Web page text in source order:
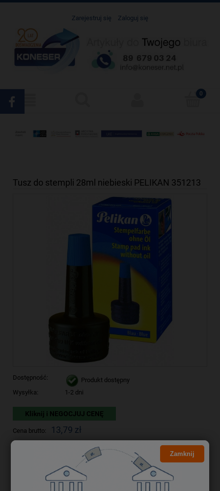
Zarejestruj się Zaloguj się
Tusz do stempli 28ml niebieski PELIKAN 351213
Dostępność:
Produkt dostępny
Wysyłka:
1-2 dni
Kliknij i NEGOCJUJ CENĘ
Cena brutto: 13,79 zł
do koszyka
Zamknij